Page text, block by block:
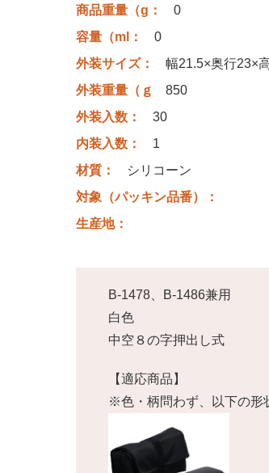
商品重量（g：
0
容量（ml：
0
外装サイズ：
幅21.5×奥行23×
外装重量（ｇ
850
外装入数：
30
内装入数：
1
材質：
シリコーン
対象（パッキン品番）：
生産地：
B-1478、B-1486兼用
白色
中空８の字押出し式
【適応商品】
※色・柄問わず、以下の形